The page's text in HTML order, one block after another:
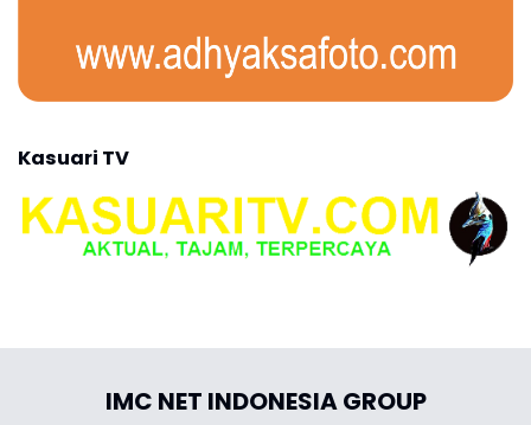
Kasuari TV
IMC NET INDONESIA GROUP